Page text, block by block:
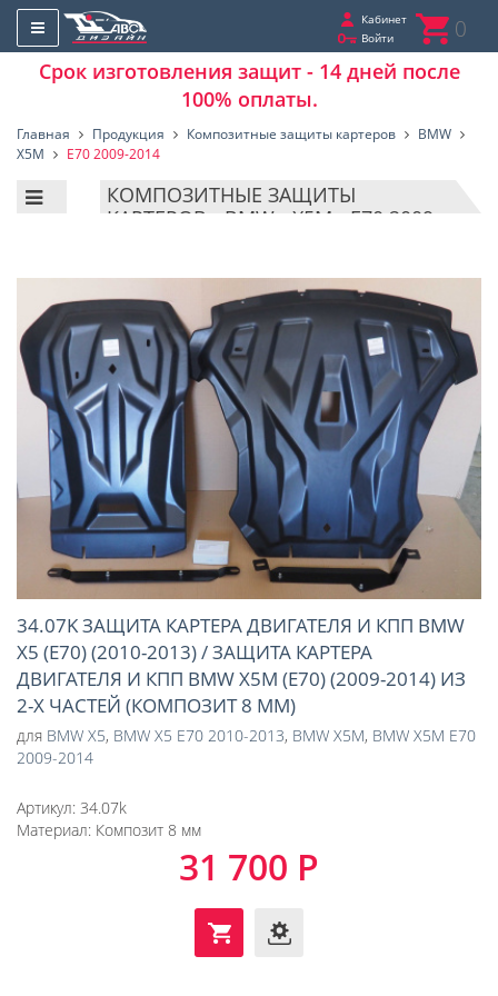
Кабинет
Войти
0
Срок изготовления защит - 14 дней после
100% оплаты.
Главная Продукция Композитные защиты картеров
BMW
X5M
E70 2009-2014
КОМПОЗИТНЫЕ ЗАЩИТЫ
КАРТЕРОВ - BMW - X5M - E70 2009-
34.07K ЗАЩИТА КАРТЕРА ДВИГАТЕЛЯ И КПП BMW
X5 (Е70) (2010-2013) / ЗАЩИТА КАРТЕРА
ДВИГАТЕЛЯ И КПП BMW X5М (E70) (2009-2014) ИЗ
2-Х ЧАСТЕЙ (КОМПОЗИТ 8 ММ)
для BMW X5, BMW X5 E70 2010-2013, BMW X5M, BMW X5M E70
2009-2014
Артикул: 34.07k
Материал: Композит 8 мм
31 700 Р